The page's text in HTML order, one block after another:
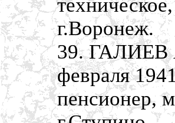
г.Воронеж.
39. ГАЛИЕВ
февраля
пенсионер,